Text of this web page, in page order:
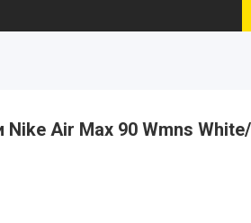
Nike Air Max 90 Wmns